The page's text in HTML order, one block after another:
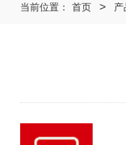
当前位置： 首页 产